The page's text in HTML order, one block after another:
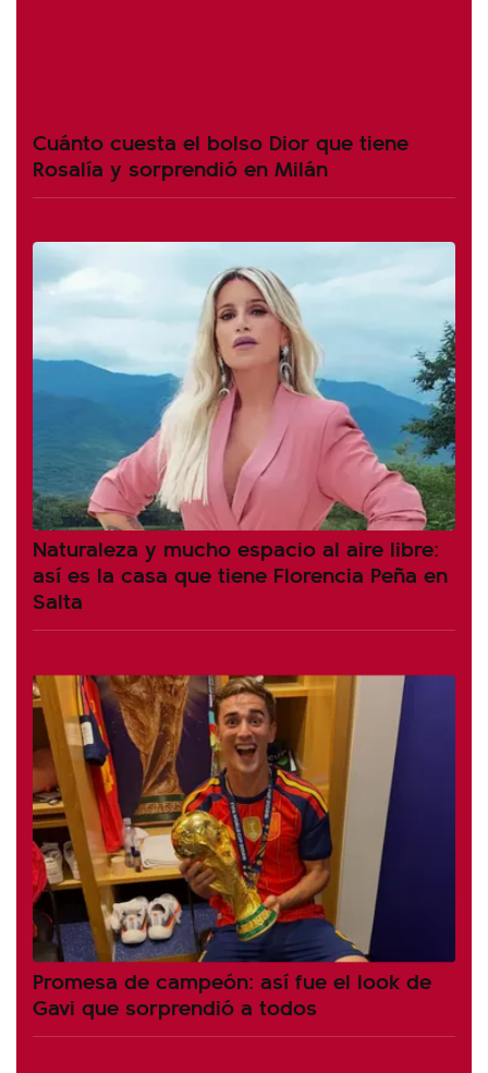
Cuánto cuesta el bolso Dior que tiene
Rosalía y sorprendió en Milán
Naturaleza y mucho espacio al aire libre:
así es la casa que tiene Florencia Peña en
Salta
Promesa de campeón: así fue el look de
Gavi que sorprendió a todos